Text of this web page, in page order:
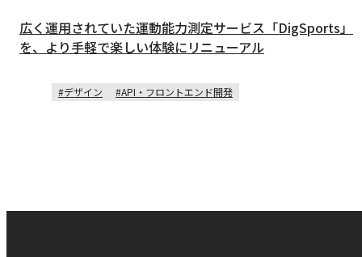
広く運用されていた運動能力測定サービス「DigSports」
を、より手軽で楽しい体験にリニューアル
デザイン API・フロントエンド開発